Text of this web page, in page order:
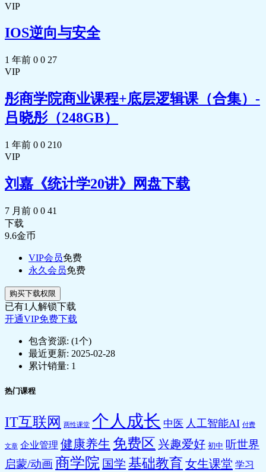
VIP
IOS逆向与安全
1 年前 0 0 27
VIP
彤商学院商业课程+底层逻辑课（合集）-
吕晓彤（248GB）
1 年前 0 0 210
VIP
刘嘉《统计学20讲》网盘下载
7 月前 0 0 41
下载
9.6金币
VIP会员免费
永久会员免费
购买下载权限
已有1 人解锁下载
开通VIP免费下载
包含资源: (1个)
最近更新: 2025-02-28
累计销量: 1
热门课程
IT互联网 两性课堂 个人成长 中医 人工智能AI 付费
文章 企业管理 健康养生 免费区 兴趣爱好 初中 听世界
启蒙/动画商学院 国学 基础教育 女生课堂 学习